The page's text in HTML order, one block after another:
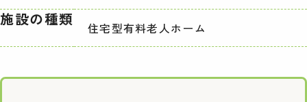
施設の種類 住宅型有料老人ホーム